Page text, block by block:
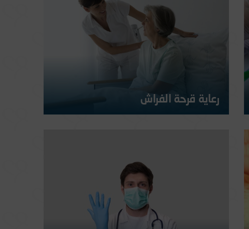
رعاية قرحة الفراش